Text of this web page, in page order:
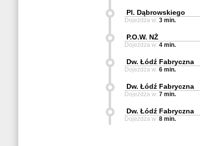
Pl. Dąbrowskiego
Dojeżdża w: 3 min.
P.O.W. NŻ
Dojeżdża w: 4 min.
Dw. Łódź Fabryczna
Dojeżdża w: 6 min.
Dw. Łódź Fabryczna
Dojeżdża w: 7 min.
Dw. Łódź Fabryczna
Dojeżdża w: 8 min.